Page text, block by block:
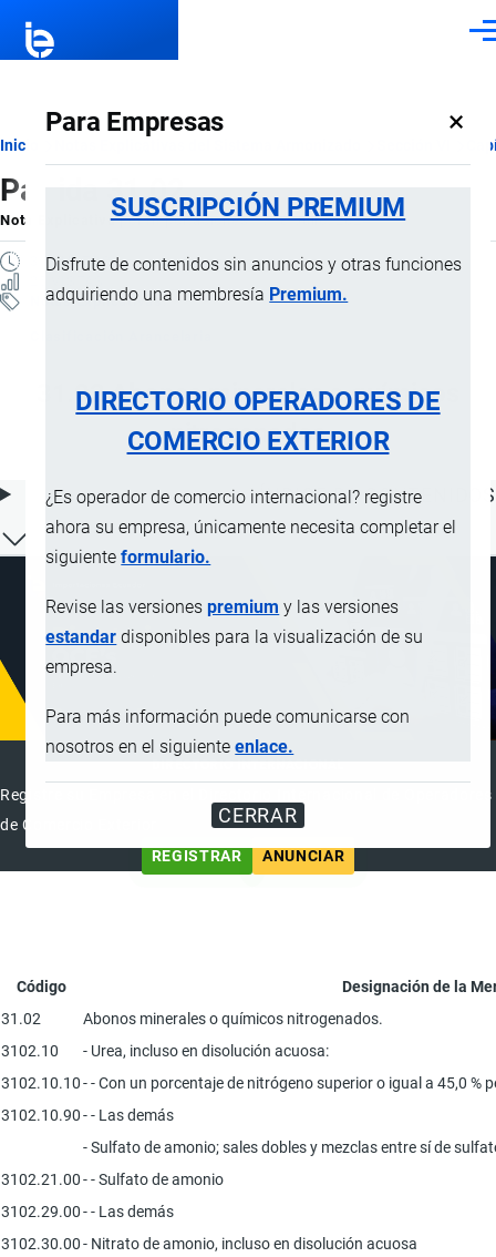
Para Empresas ×
SUSCRIPCIÓN PREMIUM
Disfrute de contenidos sin anuncios y otras funciones
adquiriendo una membresía Premium.
DIRECTORIO OPERADORES DE
COMERCIO EXTERIOR
¿Es operador de comercio internacional? registre
ahora su empresa, únicamente necesita completar el
siguienteformulario.
Revise las versionespremium y las versiones
estandar disponibles para la visualización de su
empresa.
Para más información puede comunicarse con
nosotros en el siguienteenlace.
CERRAR
Ruta
de
navegación
Inicio
Partida 31.02
Nota ExplicativaporImportaciones …, 18 Julio, 2024
3 MINUTOS
Notas Explicativas
31.02 Abonos minerales o químicos
nitrogenados
ÍNDICE DE CONTENIDOS
Registre su Empresa en el Directorio Internacional de Operadores
de Comercio Exterior
REGISTRAR
ANUNCIAR
Código
Designación de la
31.02
Abonos minerales o químicos nitrogenados.
3102.10
- Urea, incluso en disolución acuosa:
3102.10.10- - Con un porcentaje de nitrógeno superior o igual a 45,0 %
3102.10.90- - Las demás
- Sulfato de amonio; sales dobles y mezclas entre sí de
3102.21.00- - Sulfato de amonio
3102.29.00- - Las demás
3102.30.00- Nitrato de amonio, incluso en disolución acuosa